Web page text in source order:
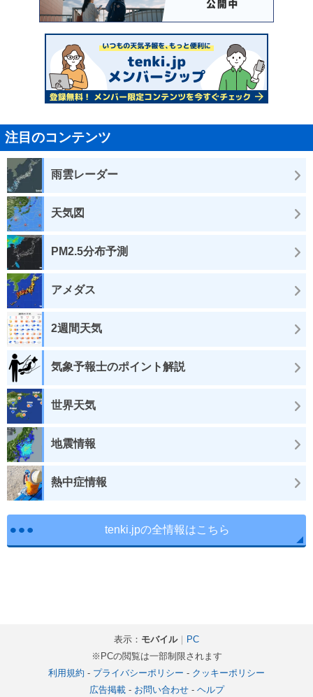
注目のコンテンツ
雨雲レーダー
天気図
PM2.5分布予測
アメダス
2週間天気
気象予報士のポイント解説
世界天気
地震情報
熱中症情報
tenki.jpの全情報はこちら
表示： モバイル｜ PC
※PCの閲覧は一部制限されます
利用規約 - プライバシーポリシー - クッキーポリシー
広告掲載- お問い合わせ- ヘルプ